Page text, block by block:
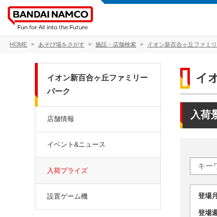
HOME あそび場をさがす 施設・店舗検索 イオン新百合ヶ丘ファミ
イ
入荷
登
登
イオン新百合ヶ丘ファミリー
パーク
店舗情報
イベント&ニュース
入荷プライズ
設置ゲーム機